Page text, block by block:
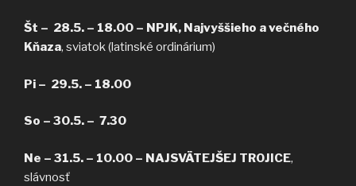
Št – 28.5. – 18.00 – NPJK, Najvyššieho a večného
Kňaza, sviatok (latinské ordinárium)
Pi – 29.5. – 18.00
So – 30.5. – 7.30
Ne – 31.5. – 10.00 – NAJSVÄTEJŠEJ TROJICE,
slávnosť